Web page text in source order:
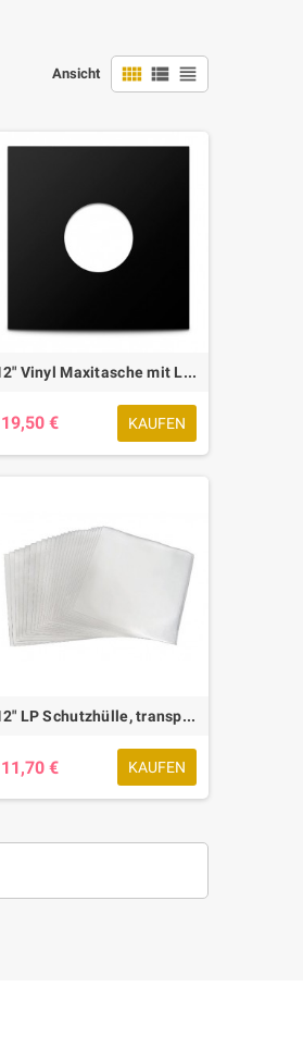
Ansicht   
12" Vinyl Maxitasche mit Loch, schwarz, 50 Stk.
19,50 € KAUFEN
12" LP Schutzhülle, transparent, 30 Stk.
11,70 € KAUFEN